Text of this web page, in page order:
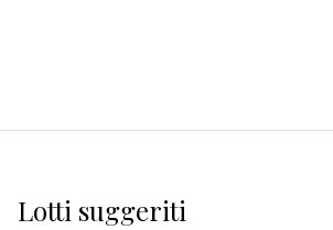
Lotti suggeriti